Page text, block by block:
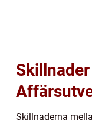
Skillnaderna